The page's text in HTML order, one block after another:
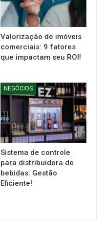
Valorização de imóveis
comerciais: 9 fatores
que impactam seu ROI!
NEGÓCIOS
Sistema de controle
para distribuidora de
bebidas: Gestão
Eficiente!